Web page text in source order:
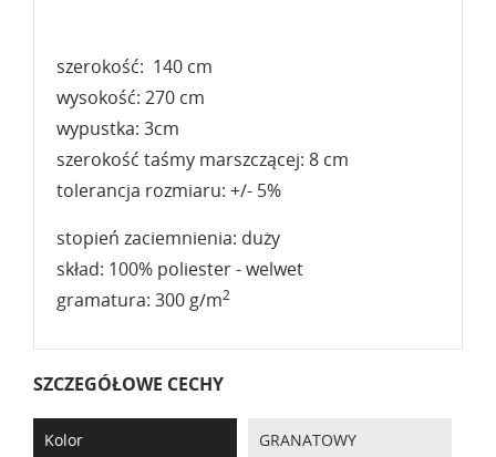
szerokość: 140 cm
wysokość: 270 cm
wypustka: 3cm
szerokość taśmy marszczącej: 8 cm
tolerancja rozmiaru: +/- 5%
stopień zaciemnienia: duży
skład: 100% poliester - welwet
gramatura: 300 g/m2
SZCZEGÓŁOWE CECHY
Kolor GRANATOWY